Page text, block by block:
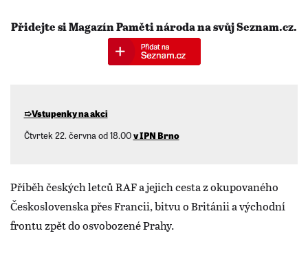
Přidejte si Magazín Paměti národa na svůj Seznam.cz.
➯Vstupenky na akci
Čtvrtek 22. června od 18.00v IPN Brno
Příběh českých letců RAF a jejich cesta z okupovaného
Československa přes Francii, bitvu o Británii a východní
frontu zpět do osvobozené Prahy.